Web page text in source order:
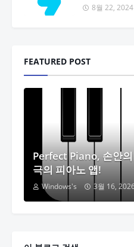
8월 22, 2024
FEATURED POST
Perfect Piano, 손안
극의 피아노 앱!
Windows's 3월 16,